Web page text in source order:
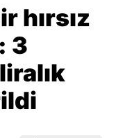
hırsız
3